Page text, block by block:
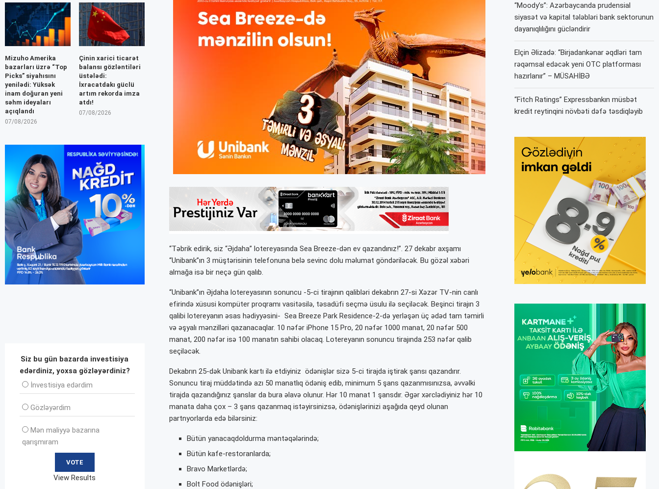
“Təbrik edirik, siz “Əjdaha” lotereyasında Sea Breeze-dən ev qazandınız!”. 27 dekabr axşamı
“Unibank”ın 3 müştərisinin telefonuna belə sevinc dolu məlumat göndəriləcək. Bu gözəl xəbəri
almağa isə bir neçə gün qalıb.
“Unibank”ın Əjdaha lotereyasının sonuncu -5-ci tirajının qalibləri dekabrın 27-si Xəzər TV-nin canlı
efirində xüsusi kompüter proqramı vasitəsilə, təsadüfi seçmə üsulu ilə seçiləcək. Beşinci tirajın 3
qalibi lotereyanın əsas hədiyyəsini- Sea Breeze Park Residence-2-də yerləşən üç ədəd tam təmirli
və əşyalı mənzilləri qazanacaqlar. 10 nəfər iPhone 15 Pro, 20 nəfər 1000 manat, 20 nəfər 500
manat, 200 nəfər isə 100 manatın sahibi olacaq. Lotereyanın sonuncu tirajında 253 nəfər qalib
seçiləcək.
Dekabrın 25-dək Unibank kartı ilə etdiyiniz ödənişlər sizə 5-ci tirajda iştirak şansı qazandırır.
Sonuncu tiraj müddətində azı 50 manatlıq ödəniş edib, minimum 5 şans qazanmısınızsa, əvvəlki
tirajda qazandığınız şanslar da bura əlavə olunur. Hər 10 manat 1 şansdır. Əgər xərclədiyiniz hər 10
manata daha çox – 3 şans qazanmaq istəyirsinizsə, ödənişlərinizi aşağıda qeyd olunan
partnyorlarda edə bilərsiniz:
Bütün yanacaqdoldurma məntəqələrində;
Bütün kafe-restoranlarda;
Bravo Marketlərdə;
Bolt Food ödənişləri;
“Moody’s”: Azərbaycanda prudensial
siyasət və kapital tələbləri bank sektorunun
dayanıqlılığını gücləndirir
Elçin Əlizadə: “Birjadankənar əqdləri tam
rəqəmsal edəcək yeni OTC platforması
hazırlanır” – MÜSAHİBƏ
“Fitch Ratings” Expressbankın müsbət
kredit reytinqini növbəti dəfə təsdiqləyib
Mizuho Amerika
bazarları üzrə “Top
Picks” siyahısını
yenilədi: Yüksək
inam doğuran yeni
səhm ideyaları
açıqlandı
07/08/2026
Çinin xarici ticarət
balansı gözləntiləri
üstələdi:
İxracatdakı güclü
artım rekorda imza
atdı!
07/08/2026
Siz bu gün bazarda investisiya
edərdiniz, yoxsa gözləyərdiniz?
İnvеstisiya edərdim
Gözləyərdim
Mən maliyyə bazarına
qarışmıram
View Results